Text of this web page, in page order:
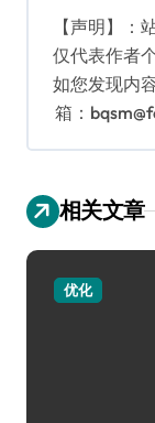
【声明】：
仅代表作者
如您发现内
箱：
相关文章
优化